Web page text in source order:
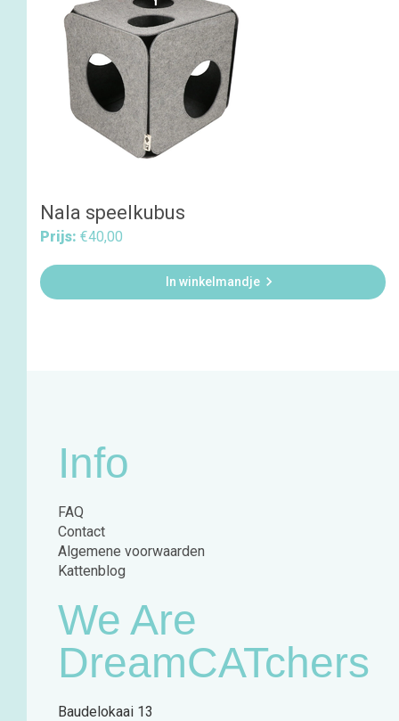
Nala speelkubus
Prijs: €40,00
In winkelmandje 
Info
FAQ
Contact
Algemene voorwaarden
Kattenblog
We Are
DreamCATchers
Baudelokaai 13